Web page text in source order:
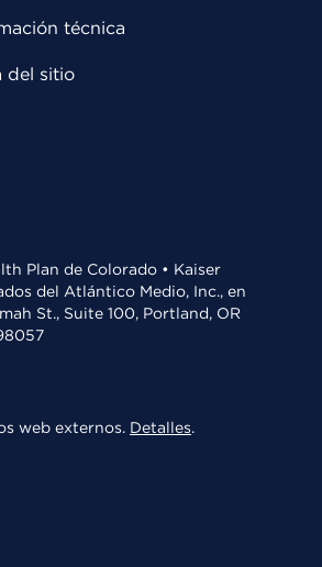
técnica
del sitio
Plan de Colorado • Kaiser
del Atlántico Medio, Inc., en
St., Suite 100, Portland, OR
web externos. Detalles.